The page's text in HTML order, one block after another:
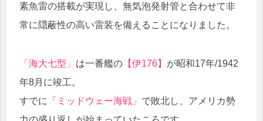
素魚雷の搭載が実現し、無気泡発射管と合わせて非
常に隠蔽性の高い雷装を備えることになりました。
「海大七型」 は一番艦の 【伊176】 が昭和17年/1942
年8月に竣工。
すでに
「ミッドウェー海戦」 で敗北し、アメリカ勢